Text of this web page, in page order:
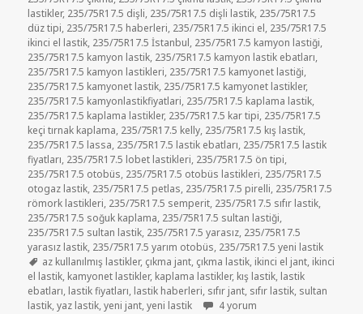
lastikler, 235/75R17.5 dişli, 235/75R17.5 dişli lastik, 235/75R17.5
düz tipi, 235/75R17.5 haberleri, 235/75R17.5 ikinci el, 235/75R17.5
ikinci el lastik, 235/75R17.5 İstanbul, 235/75R17.5 kamyon lastiği,
235/75R17.5 kamyon lastik, 235/75R17.5 kamyon lastik ebatları,
235/75R17.5 kamyon lastikleri, 235/75R17.5 kamyonet lastiği,
235/75R17.5 kamyonet lastik, 235/75R17.5 kamyonet lastikler,
235/75R17.5 kamyonlastikfiyatlari, 235/75R17.5 kaplama lastik,
235/75R17.5 kaplama lastikler, 235/75R17.5 kar tipi, 235/75R17.5
keçi tırnak kaplama, 235/75R17.5 kelly, 235/75R17.5 kış lastik,
235/75R17.5 lassa, 235/75R17.5 lastik ebatları, 235/75R17.5 lastik
fiyatları, 235/75R17.5 lobet lastikleri, 235/75R17.5 ön tipi,
235/75R17.5 otobüs, 235/75R17.5 otobüs lastikleri, 235/75R17.5
otogaz lastik, 235/75R17.5 petlas, 235/75R17.5 pirelli, 235/75R17.5
römork lastikleri, 235/75R17.5 semperit, 235/75R17.5 sıfır lastik,
235/75R17.5 soğuk kaplama, 235/75R17.5 sultan lastiği,
235/75R17.5 sultan lastik, 235/75R17.5 yarasız, 235/75R17.5
yarasız lastik, 235/75R17.5 yarım otobüs, 235/75R17.5 yeni lastik
Etiketler
az kullanılmış lastikler, çıkma jant, çıkma lastik, ikinci el jant, ikinci
el lastik, kamyonet lastikler, kaplama lastikler, kış lastik, lastik
ebatları, lastik fiyatları, lastik haberleri, sıfır jant, sıfır lastik, sultan
lastik,yaz lastik,yeni jant,yeni lastik 225 75R17.5 İKİNCİ EL YARASIZ
4 yorum